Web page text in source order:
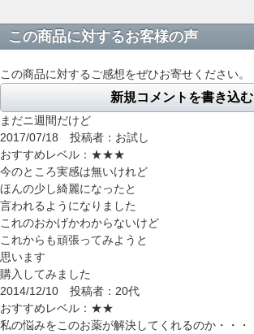
この商品に対するお客様の声
この商品に対するご感想をぜひお寄せください。
新規コメントを書き込む
まだニ週間だけど
2017/07/18 投稿者：お試し
おすすめレベル： ★★★
今のところ実感は無いけれど
ほんの少し綺麗になったと
言われるようになりました
これのおかげかわからないけど
これからも頑張ってみようと
思います
購入してみました
2014/12/10 投稿者：20代
おすすめレベル： ★★
私の悩みをこのお薬が解決してくれるのか・・・